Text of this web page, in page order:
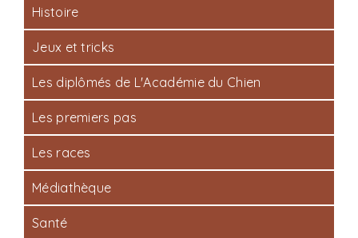
Histoire
Jeux et tricks
Les diplômés de L'Académie du Chien
Les premiers pas
Les races
Médiathèque
Santé